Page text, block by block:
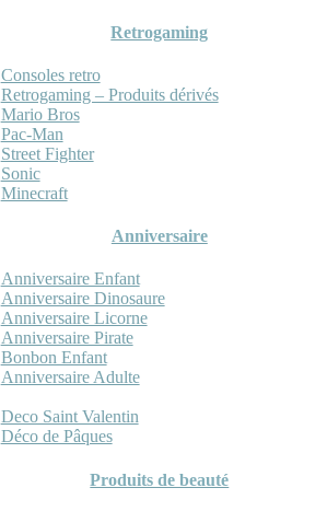
Retrogaming
Consoles retro
Retrogaming – Produits dérivés
Mario Bros
Pac-Man
Street Fighter
Sonic
Minecraft
Anniversaire
Anniversaire Enfant
Anniversaire Dinosaure
Anniversaire Licorne
Anniversaire Pirate
Bonbon Enfant
Anniversaire Adulte
Deco Saint Valentin
Déco de Pâques
Produits de beauté